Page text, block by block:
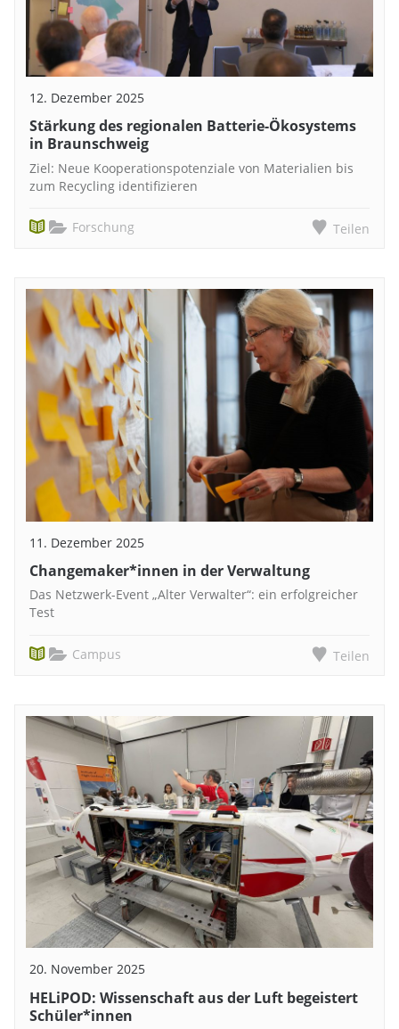
12. Dezember 2025
Stärkung des regionalen Batterie-Ökosystems
in Braunschweig
Ziel: Neue Kooperationspotenziale von Materialien bis
zum Recycling identifizieren
Forschung Teilen
11. Dezember 2025
Changemaker*innen in der Verwaltung
Das Netzwerk-Event „Alter Verwalter“: ein erfolgreicher
Test
Campus Teilen
20. November 2025
HELiPOD: Wissenschaft aus der Luft begeistert
Schüler*innen